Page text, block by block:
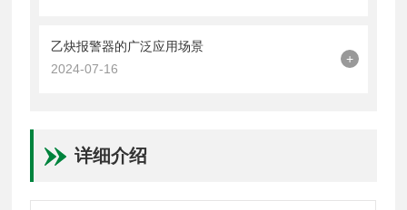
乙炔报警器的广泛应用场景
2024-07-16
+
详细介绍